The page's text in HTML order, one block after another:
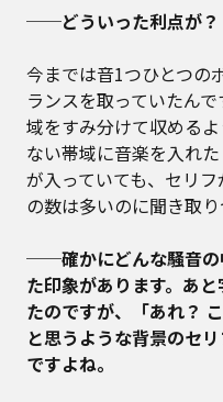
──どういった利点が？
今までは音1つひとつの
ランスを取っていたん
域をすみ分けて収める
ない帯域に音楽を入れ
が入っていても、セリ
の数は多いのに聞き取り
──確かにどんな騒音の
た印象があります。あ
たのですが、「あれ？
と思うような背景のセ
ですよね。